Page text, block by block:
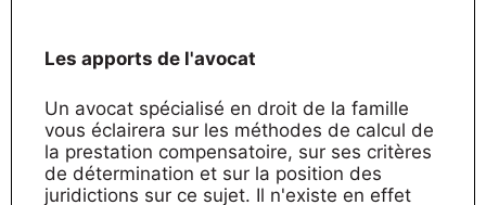
Les apports de l'avocat
Un avocat spécialisé en droit de la famille
vous éclairera sur les méthodes de calcul de
la prestation compensatoire, sur ses critères
de détermination et sur la position des
juridictions sur ce sujet. Il n'existe en effet